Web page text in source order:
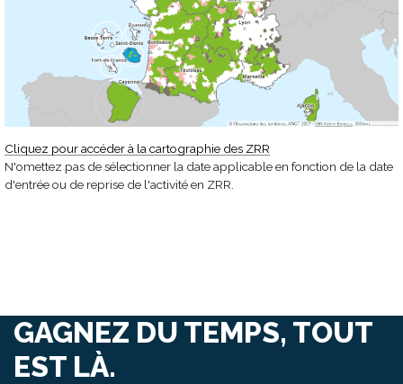
Cliquez pour accéder à la cartographie des ZRR
N'omettez pas de sélectionner la date applicable en fonction de la date
d'entrée ou de reprise de l'activité en ZRR.
GAGNEZ DU TEMPS, TOUT
EST LÀ.